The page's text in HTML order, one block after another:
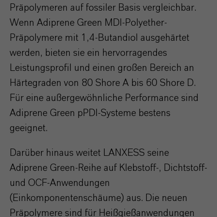
Präpolymeren auf fossiler Basis vergleichbar.
Wenn Adiprene Green MDI-Polyether-
Präpolymere mit 1,4-Butandiol ausgehärtet
werden, bieten sie ein hervorragendes
Leistungsprofil und einen großen Bereich an
Härtegraden von 80 Shore A bis 60 Shore D.
Für eine außergewöhnliche Performance sind
Adiprene Green pPDI-Systeme bestens
geeignet.
Darüber hinaus weitet LANXESS seine
Adiprene Green-Reihe auf Klebstoff-, Dichtstoff-
und OCF-Anwendungen
(Einkomponentenschäume) aus. Die neuen
Präpolymere sind für Heißgießanwendungen